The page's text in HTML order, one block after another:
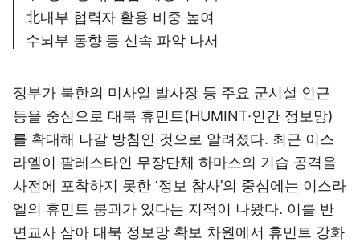
北내부 협력자 활용 비중 높여
수뇌부 동향 등 신속 파악 나서
정부가 북한의 미사일 발사장 등 주요 군시설 인근
등을 중심으로 대북 휴민트(HUMINT·인간 정보망)
를 확대해 나갈 방침인 것으로 알려졌다. 최근 이스
라엘이 팔레스타인 무장단체 하마스의 기습 공격을
사전에 포착하지 못한 ‘정보 참사’의 중심에는 이스라
엘의 휴민트 붕괴가 있다는 지적이 나왔다. 이를 반
면교사 삼아 대북 정보망 확보 차원에서 휴민트 강화